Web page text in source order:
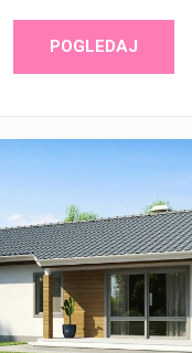
POGLEDAJ